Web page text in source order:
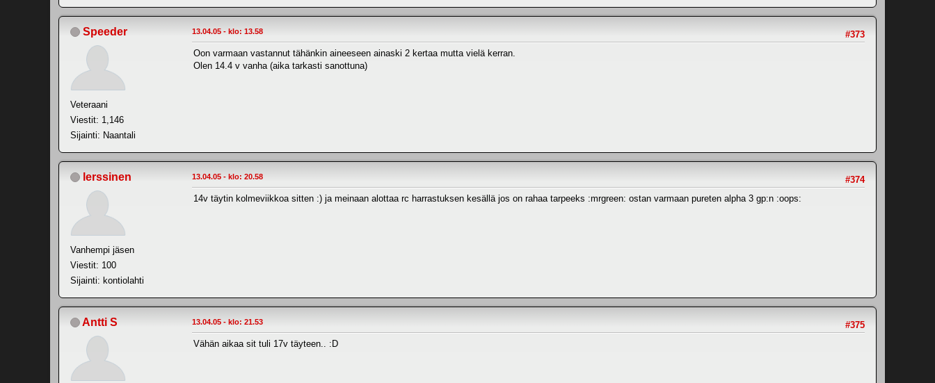
Speeder
Veteraani
Viestit: 1,146
Sijainti: Naantali
#373
13.04.05 - klo: 13.58
Oon varmaan vastannut tähänkin aineeseen ainaski 2 kertaa mutta vielä kerran.
Olen 14.4 v vanha (aika tarkasti sanottuna)
lerssinen
Vanhempi jäsen
Viestit: 100
Sijainti: kontiolahti
#374
13.04.05 - klo: 20.58
14v täytin kolmeviikkoa sitten :) ja meinaan alottaa rc harrastuksen kesällä jos on rahaa tarpeeks :mrgreen: ostan varmaan pureten alpha 3 gp:n :oops:
Antti S #375
13.04.05 - klo: 21.53
Vähän aikaa sit tuli 17v täyteen.. :D